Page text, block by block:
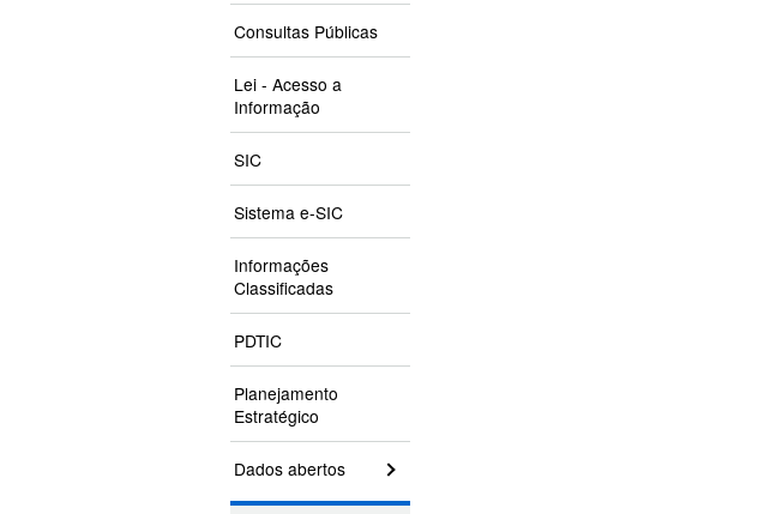
Consultas Públicas
Lei - Acesso a
Informação
SIC
Sistema e-SIC
Informações
Classificadas
PDTIC
Planejamento
Estratégico
Dados abertos